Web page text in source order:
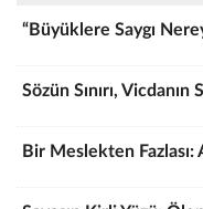
“Büyüklere Saygı
Sözün Sınırı, Vicdanın
Bir Meslekten Fazlası: